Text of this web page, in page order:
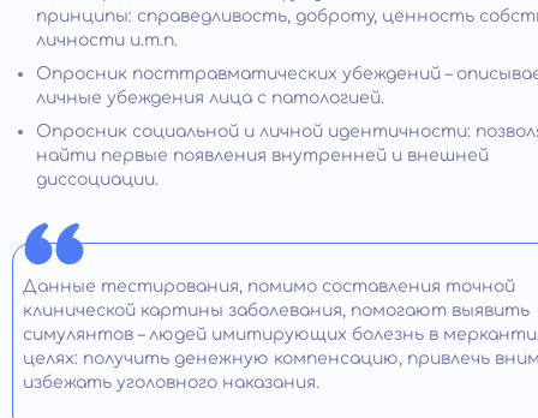
принципы: справедливость, доброту, ценность
личности и.т.п.
Опросник посттравматических убеждений –
личные убеждения лица с патологией.
Опросник социальной и личной идентичности:
найти первые появления внутренней и внешней
диссоциации.
Данные тестирования, помимо составления точной
клинической картины заболевания, помогают выявить
симулянтов – людей имитирующих болезнь в
целях: получить денежную компенсацию, привлечь
избежать уголовного наказания.